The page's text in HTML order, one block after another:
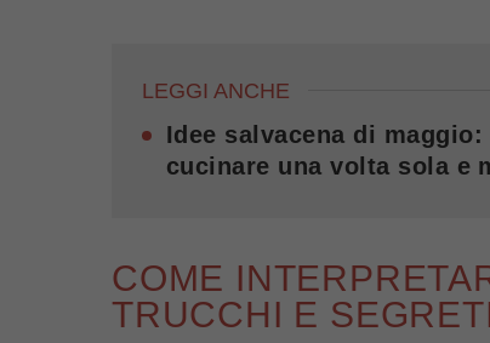
LEGGI ANCHE
Idee salvacena di
cucinare una volta sola e
COME
TRUCCHI E